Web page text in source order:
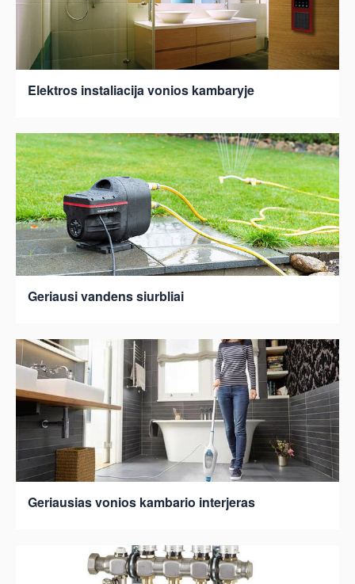
Elektros instaliacija vonios kambaryje
Geriausi vandens siurbliai
Geriausias vonios kambario interjeras